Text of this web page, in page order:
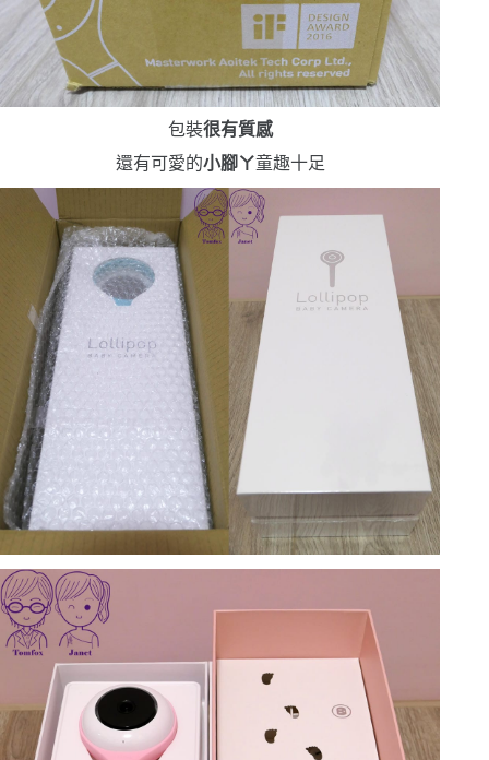
包裝很有質感
還有可愛的小腳ㄚ童趣十足